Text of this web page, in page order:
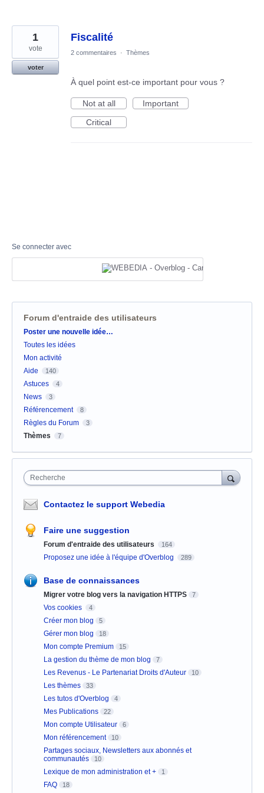
Fiscalité
1
vote
voter
2 commentaires · Thèmes
À quel point est-ce important pour vous ?
Not at all
Important
Critical
Se connecter avec
Forum d'entraide des utilisateurs
Catégories
Poster une nouvelle idée…
Toutes les idées
Mon activité
Aide
140
Astuces 4
News 3
Référencement 8
Règles du Forum 3
Thèmes 7
Recherche
Contactez le support Webedia
Faire une suggestion
Forum d'entraide des utilisateurs 164
Proposez une idée à l'équipe d'Overblog 289
Base de connaissances
Migrer votre blog vers la navigation HTTPS 7
Vos cookies 4
Créer mon blog 5
Gérer mon blog 18
Mon compte Premium 15
La gestion du thème de mon blog 7
Les Revenus - Le Partenariat Droits d'Auteur 10
Les thèmes 33
Les tutos d'Overblog 4
Mes Publications 22
Mon compte Utilisateur 6
Mon référencement 10
Partages sociaux, Newsletters aux abonnés et
communautés
10
Lexique de mon administration et + 1
FAQ 18